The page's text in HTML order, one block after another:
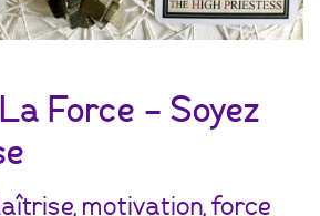
Force – Soyez
motivation, force